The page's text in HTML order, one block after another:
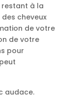
à la
cheveux
de votre
de votre
pour
audace.